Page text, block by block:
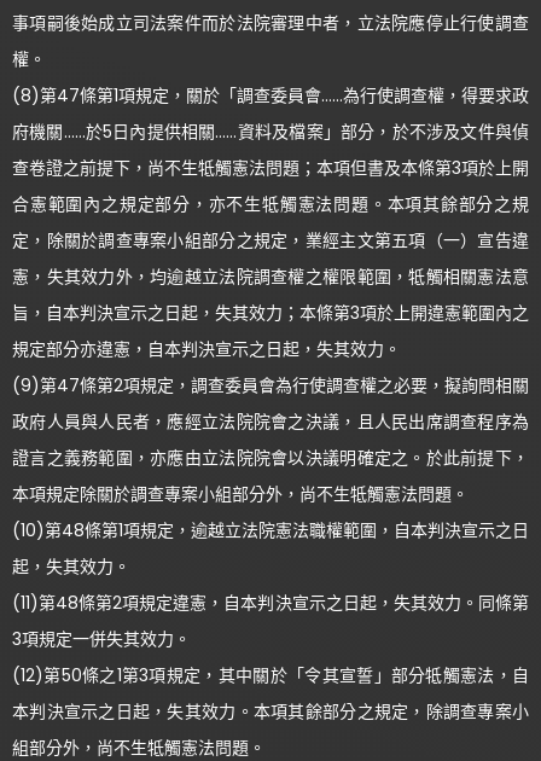
事項嗣後始成立司法案件而於法院審理中者，立法院應停止行使調查
權。
(8)第47條第1項規定，關於「調查委員會……為行使調查權，得要求政
府機關……於5日內提供相關……資料及檔案」部分，於不涉及文件與偵
查卷證之前提下，尚不生牴觸憲法問題；本項但書及本條第3項於上開
合憲範圍內之規定部分，亦不生牴觸憲法問題。本項其餘部分之規
定，除關於調查專案小組部分之規定，業經主文第五項（一）宣告違
憲，失其效力外，均逾越立法院調查權之權限範圍，牴觸相關憲法意
旨，自本判決宣示之日起，失其效力；本條第3項於上開違憲範圍內之
規定部分亦違憲，自本判決宣示之日起，失其效力。
(9)第47條第2項規定，調查委員會為行使調查權之必要，擬詢問相關
政府人員與人民者，應經立法院院會之決議，且人民出席調查程序為
證言之義務範圍，亦應由立法院院會以決議明確定之。於此前提下，
本項規定除關於調查專案小組部分外，尚不生牴觸憲法問題。
(10)第48條第1項規定，逾越立法院憲法職權範圍，自本判決宣示之日
起，失其效力。
(11)第48條第2項規定違憲，自本判決宣示之日起，失其效力。同條第
3項規定一併失其效力。
(12)第50條之1第3項規定，其中關於「令其宣誓」部分牴觸憲法，自
本判決宣示之日起，失其效力。本項其餘部分之規定，除調查專案小
組部分外，尚不生牴觸憲法問題。